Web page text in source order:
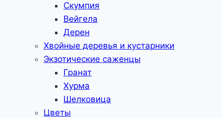
Скумпия
Вейгела
Дерен
Хвойные деревья и кустарники
Экзотические саженцы
Гранат
Хурма
Шелковица
Цветы